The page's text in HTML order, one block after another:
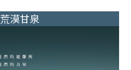
荒漠甘泉